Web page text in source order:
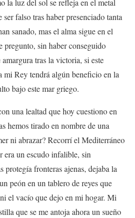
la luz del sol se refleja en el metal
falso tras haber presenciado tanta
sanado, mas el alma sigue en el
pregunto, sin haber conseguido
tras la victoria, si este
Rey tendrá algún beneficio en la
bajo este mar griego.
una lealtad que hoy cuestiono en
hemos tirado en nombre de una
ni abrazar? Recorrí el Mediterráneo
era un escudo infalible, sin
protegía fronteras ajenas, dejaba la
peón en un tablero de reyes que
el vacío que dejo en mi hogar. Mi
que se me antoja ahora un sueño